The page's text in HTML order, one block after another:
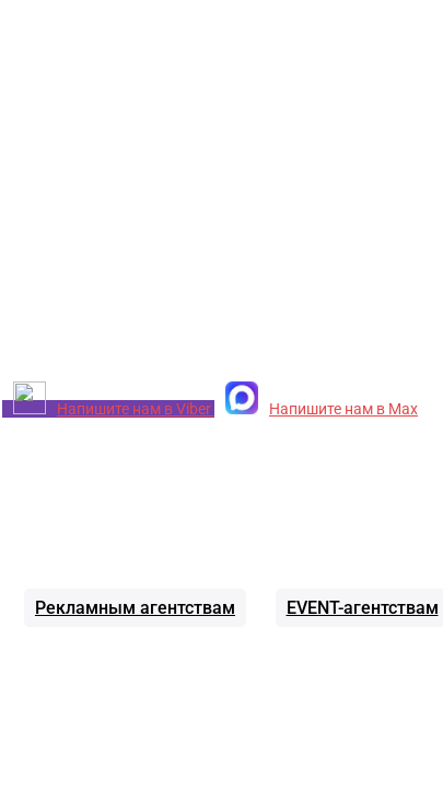
Напишите нам в Viber
Напишите нам в Max
Рекламным агентствам EVENT-агентствам